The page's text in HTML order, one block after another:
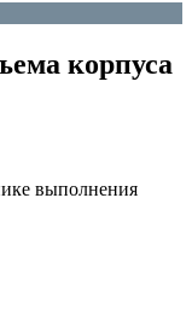
корпуса
выполнения